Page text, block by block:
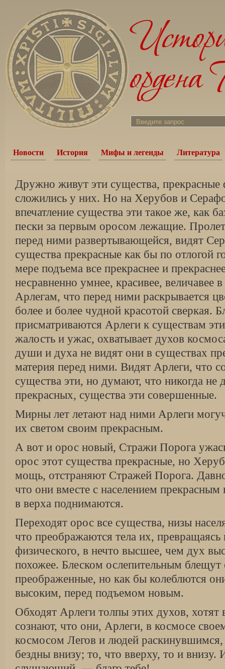
Новости История Мифы и легенды Литература
Дружно живут эти существа,
сложились у них. Но на Херубов и
впечатление существа эти такое же, как
пески за первым оросом лежащие.
перед ними развертывающейся, видят
существа прекрасные как бы по отлогой
мере подъема все прекраснее и
несравненно умнее, красивее, величавее
Арлегам, что перед ними раскрывается
более и более чудной красотой сверкая.
присматриваются Арлеги к существам
жалость и ужас, охватывает духов
души и духа не видят они в существах
материя перед ними. Видят Арлеги, что
существа эти, но думают, что никогда не
прекрасных, существа эти совершенные.
Мирны лет летают над ними Арлеги
их светом своим прекрасным.
А вот и орос новый, Стражи Порога
орос этот существа прекрасные, но
мощь, отстраняют Стражей Порога.
что они вместе с населением
в верха поднимаются.
Переходят орос все существа, низы
что преображаются тела их, превращаясь
физического, в нечто высшее, чем дух
похожее. Блеском ослепительным блещут
преображенные, но как бы колеблются
высоким, перед подъемом новым.
Обходят Арлеги толпы этих духов,
сознают, что они, Арлеги, в космосе
космосом Легов и людей раскинувшимся,
бездны внизу; то, что вверху, то и внизу.